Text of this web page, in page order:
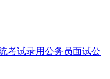
考试录用公务员面试公